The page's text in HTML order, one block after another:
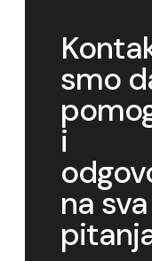
smo
i
na sva